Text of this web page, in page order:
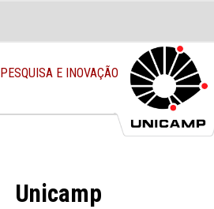
PESQUISA E INOVAÇÃO
Unicamp